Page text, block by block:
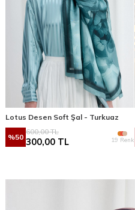
Lotus Desen Soft Şal - Turkuaz
%50
600,00TL
300,00 TL 19 Renk